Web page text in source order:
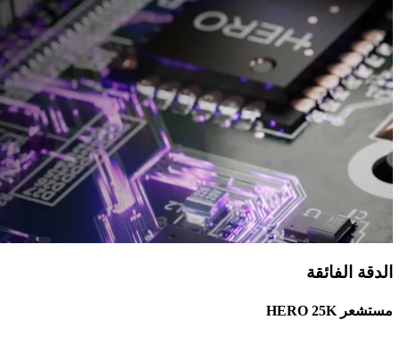
الدقة الفائقة
مستشعر ‏HERO 25K‏